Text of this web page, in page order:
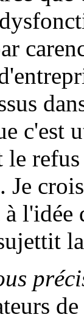
c'est
Je